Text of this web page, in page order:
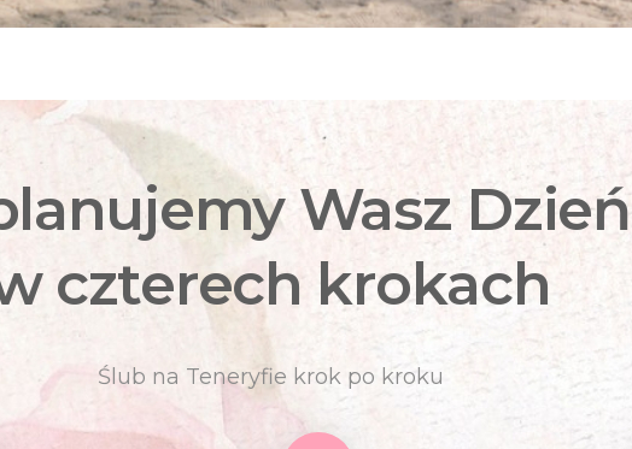
Wasz Dzień
czterech krokach
Ślub na Teneryfie krok po kroku